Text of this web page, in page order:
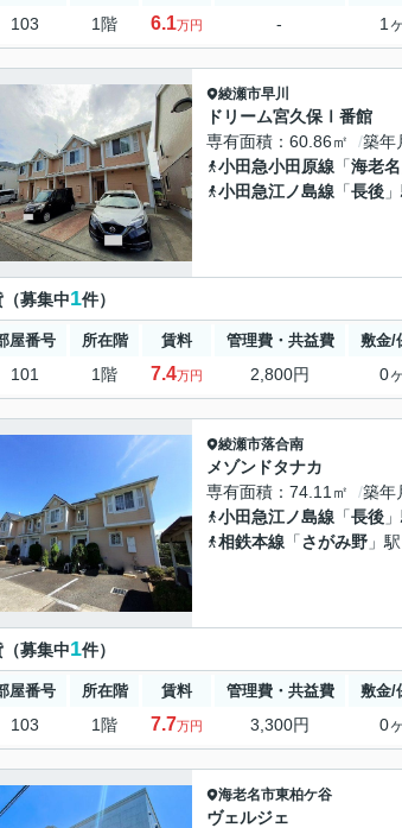
103 1階 6.1万円 - 1
綾瀬市早川
ドリーム宮久保Ⅰ番館
専有面積
60.86㎡ 築年
小田急小田原線 「海老名
小田急江ノ島線 「長後
募集中1件）
屋番号 所在階 賃料 管理費・共益費 敷金/
101 1階 7.4万円 2,800円 0
綾瀬市落合南
メゾンドタナカ
専有面積
74.11㎡ 築年
小田急江ノ島線 「長後
相鉄本線 「さがみ野 」
募集中1件）
屋番号 所在階 賃料 管理費・共益費 敷金/
103 1階 7.7万円 3,300円 0
海老名市東柏ケ谷
ヴェルジェ